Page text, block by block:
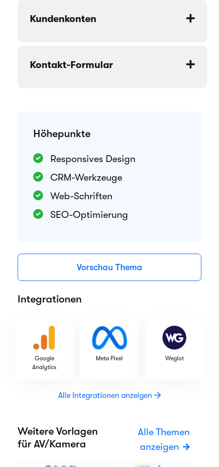
Kundenkonten
Kontakt-Formular
Höhepunkte
Responsives Design
CRM-Werkzeuge
Web-Schriften
SEO-Optimierung
Vorschau Thema
Integrationen
Google
Analytics
Meta Pixel Weglot
Alle Integrationen anzeigen
Weitere Vorlagen
für AV/Kamera
Alle Themen
anzeigen